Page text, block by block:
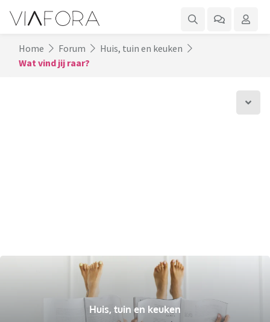
Home Forum
Huis, tuin en keuken
Wat vind jij raar?
Huis, tuin en keuken